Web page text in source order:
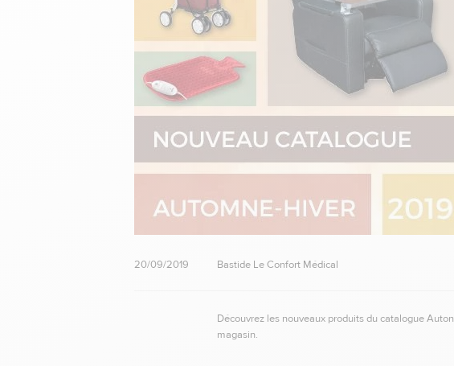
20/09/2019 Bastide Le Confort Médical
Découvrez les nouveaux produits du catalogue
magasin.